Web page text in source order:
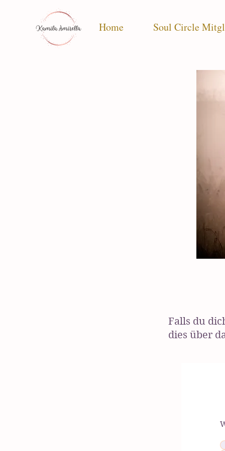
Home Soul Circle
Falls du
dies über